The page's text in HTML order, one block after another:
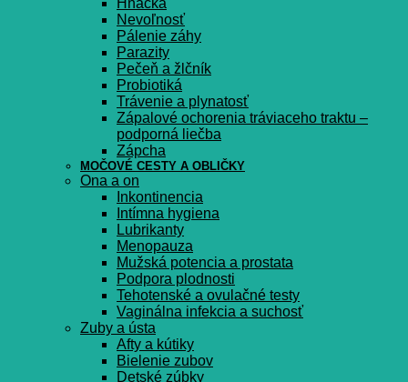
Hnačka
Nevoľnosť
Pálenie záhy
Parazity
Pečeň a žlčník
Probiotiká
Trávenie a plynatosť
Zápalové ochorenia tráviaceho traktu –
podporná liečba
Zápcha
MOČOVÉ CESTY A OBLIČKY
Ona a on
Inkontinencia
Intímna hygiena
Lubrikanty
Menopauza
Mužská potencia a prostata
Podpora plodnosti
Tehotenské a ovulačné testy
Vaginálna infekcia a suchosť
Zuby a ústa
Afty a kútiky
Bielenie zubov
Detské zúbky